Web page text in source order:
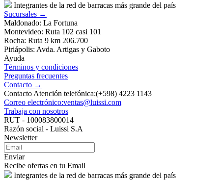
Integrantes de la red de barracas más grande del país
Sucursales →
Maldonado: La Fortuna
Montevideo: Ruta 102 casi 101
Rocha: Ruta 9 km 206.700
Piriápolis: Avda. Artigas y Gaboto
Ayuda
Términos y condiciones
Preguntas frecuentes
Contacto →
Contacto Atención telefónica:(+598) 4223 1143
Correo electrónico:ventas@luissi.com
Trabaja con nosotros
RUT - 100083800014
Razón social - Luissi S.A
Newsletter
Enviar
Recibe ofertas en tu Email
Integrantes de la red de barracas más grande del país